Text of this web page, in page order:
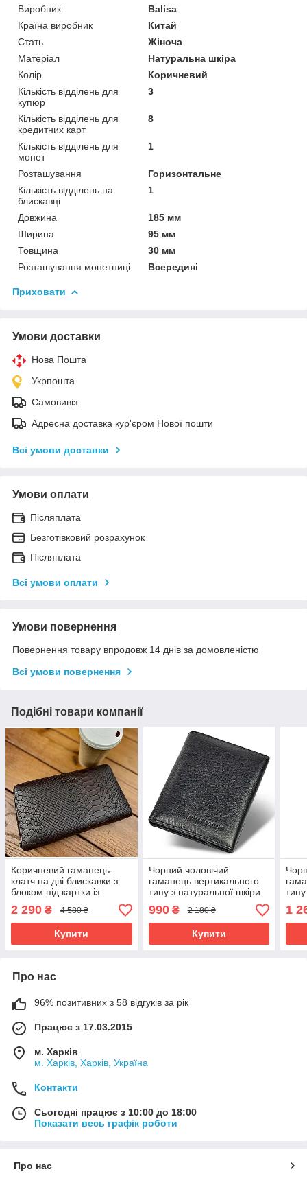
Виробник
Balisa
Країна виробник
Китай
Стать
Жіноча
Матеріал
Натуральна шкіра
Колір
Коричневий
Кількість відділень для
купюр
3
Кількість відділень для
кредитних карт
8
Кількість відділень для
монет
1
Розташування
Горизонтальне
Кількість відділень на
блискавці
1
Довжина
185 мм
Ширина
95 мм
Товщина
30 мм
Розташування монетниці
Всередині
Приховати
Умови доставки
Нова Пошта
Укрпошта
Самовивіз
Адресна доставка кур'єром Нової пошти
Всі умови доставки
Умови оплати
Післяплата
Безготівковий розрахунок
Післяплата
Всі умови оплати
Умови повернення
Повернення товару впродовж 14 днів за домовленістю
Всі умови повернення
Подібні товари компанії
Коричневий гаманець-
клатч на дві блискавки з
блоком під картки із
натуральної шкіри Marco
Coverna MC086-5901С
2 290 ₴ 4 580 ₴
Купити
Чорний чоловічий
гаманець вертикального
типу з натуральної шкіри
на магніті Marco Coverna
MC-1286
990₴ 2 180 ₴
Купити
під
1
Про нас
96% позитивних з 58 відгуків за рік
Працює з 17.03.2015
м. Харків
м. Харків, Харків, Україна
Контакти
Сьогодні працює з 10:00 до 18:00
Показати весь графік роботи
Про нас